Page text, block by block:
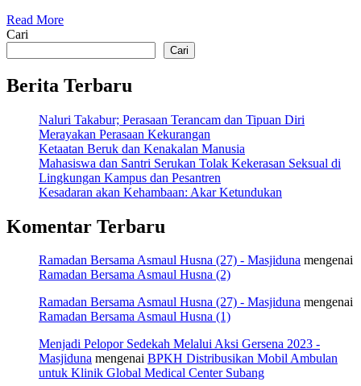
Read More
Cari
Cari
Berita Terbaru
Naluri Takabur; Perasaan Terancam dan Tipuan Diri
Merayakan Perasaan Kekurangan
Ketaatan Beruk dan Kenakalan Manusia
Mahasiswa dan Santri Serukan Tolak Kekerasan Seksual di
Lingkungan Kampus dan Pesantren
Kesadaran akan Kehambaan: Akar Ketundukan
Komentar Terbaru
Ramadan Bersama Asmaul Husna (27) - Masjiduna mengenai
Ramadan Bersama Asmaul Husna (2)
Ramadan Bersama Asmaul Husna (27) - Masjiduna mengenai
Ramadan Bersama Asmaul Husna (1)
Menjadi Pelopor Sedekah Melalui Aksi Gersena 2023 -
Masjiduna mengenai BPKH Distribusikan Mobil Ambulan
untuk Klinik Global Medical Center Subang